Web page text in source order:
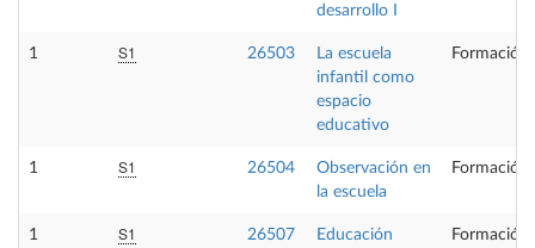
desarrollo I
1 S1 26503
La escuela
infantil como
espacio
educativo
Formación
1 S1 26504
Observación en
la escuela
Formación
1 S1 26507
Educación
Formación